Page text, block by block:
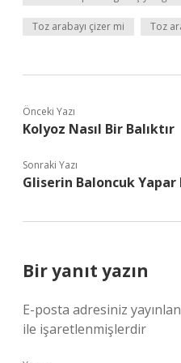
Toz arabayı çizer mi Toz
Önceki Yazı
Kolyoz Nasıl Bir Balıktır
Sonraki Yazı
Gliserin Baloncuk Yapar
Bir yanıt yazın
E-posta adresiniz
ile işaretlenmişlerdir